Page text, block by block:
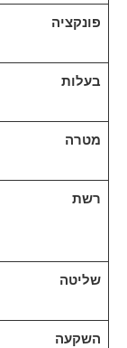
פונקציה
בעלות
מטרה
רשת
שליטה
השקעה